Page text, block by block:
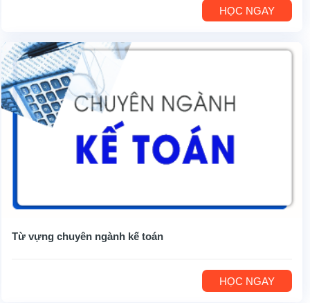
HỌC NGAY
Từ vựng chuyên ngành kế toán
HỌC NGAY